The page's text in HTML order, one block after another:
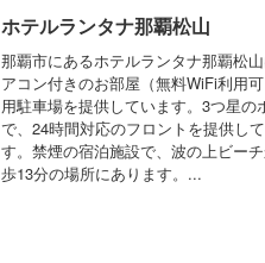
ホテルランタナ那覇松山
那覇市にあるホテルランタナ那覇松
アコン付きのお部屋（無料WiFi利用
用駐車場を提供しています。3つ星の
で、24時間対応のフロントを提供し
す。禁煙の宿泊施設で、波の上ビー
歩13分の場所にあります。...